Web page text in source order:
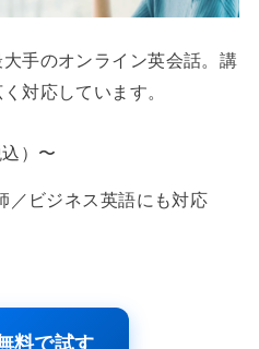
大手のオンライン英会話。講
対応しています。
）〜
／ビジネス英語にも対応
料で試す